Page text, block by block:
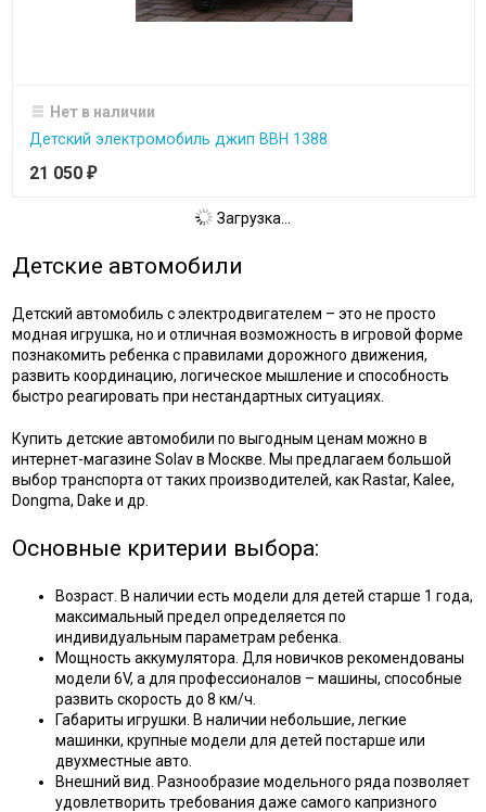
Нет в наличии
Детский электромобиль джип BBH 1388
21 050 ₽
Загрузка...
Детские автомобили
Детский автомобиль с электродвигателем – это не просто
модная игрушка, но и отличная возможность в игровой форме
познакомить ребенка с правилами дорожного движения,
развить координацию, логическое мышление и способность
быстро реагировать при нестандартных ситуациях.
Купить детские автомобили по выгодным ценам можно в
интернет-магазине Solav в Москве. Мы предлагаем большой
выбор транспорта от таких производителей, как Rastar, Kalee,
Dongma, Dake и др.
Основные критерии выбора:
Возраст. В наличии есть модели для детей старше 1 года,
максимальный предел определяется по
индивидуальным параметрам ребенка.
Мощность аккумулятора. Для новичков рекомендованы
модели 6V, а для профессионалов – машины, способные
развить скорость до 8 км/ч.
Габариты игрушки. В наличии небольшие, легкие
машинки, крупные модели для детей постарше или
двухместные авто.
Внешний вид. Разнообразие модельного ряда позволяет
удовлетворить требования даже самого капризного